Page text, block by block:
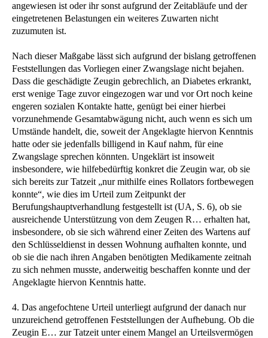
angewiesen ist oder ihr sonst aufgrund der Zeitabläufe und der
eingetretenen Belastungen ein weiteres Zuwarten nicht
zuzumuten ist.
Nach dieser Maßgabe lässt sich aufgrund der bislang getroffenen
Feststellungen das Vorliegen einer Zwangslage nicht bejahen.
Dass die geschädigte Zeugin gebrechlich, an Diabetes erkrankt,
erst wenige Tage zuvor eingezogen war und vor Ort noch keine
engeren sozialen Kontakte hatte, genügt bei einer hierbei
vorzunehmende Gesamtabwägung nicht, auch wenn es sich um
Umstände handelt, die, soweit der Angeklagte hiervon Kenntnis
hatte oder sie jedenfalls billigend in Kauf nahm, für eine
Zwangslage sprechen könnten. Ungeklärt ist insoweit
insbesondere, wie hilfebedürftig konkret die Zeugin war, ob sie
sich bereits zur Tatzeit „nur mithilfe eines Rollators fortbewegen
konnte“, wie dies im Urteil zum Zeitpunkt der
Berufungshauptverhandlung festgestellt ist (UA, S. 6), ob sie
ausreichende Unterstützung von dem Zeugen R… erhalten hat,
insbesondere, ob sie sich während einer Zeiten des Wartens auf
den Schlüsseldienst in dessen Wohnung aufhalten konnte, und
ob sie die nach ihren Angaben benötigten Medikamente zeitnah
zu sich nehmen musste, anderweitig beschaffen konnte und der
Angeklagte hiervon Kenntnis hatte.
4. Das angefochtene Urteil unterliegt aufgrund der danach nur
unzureichend getroffenen Feststellungen der Aufhebung. Ob die
Zeugin E… zur Tatzeit unter einem Mangel an Urteilsvermögen